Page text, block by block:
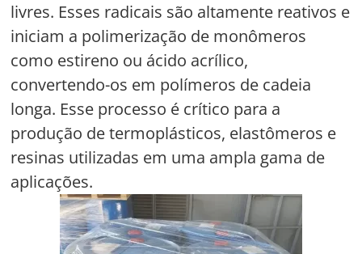
livres. Esses radicais são altamente reativos e
iniciam a polimerização de monômeros
como estireno ou ácido acrílico,
convertendo-os em polímeros de cadeia
longa. Esse processo é crítico para a
produção de termoplásticos, elastômeros e
resinas utilizadas em uma ampla gama de
aplicações.